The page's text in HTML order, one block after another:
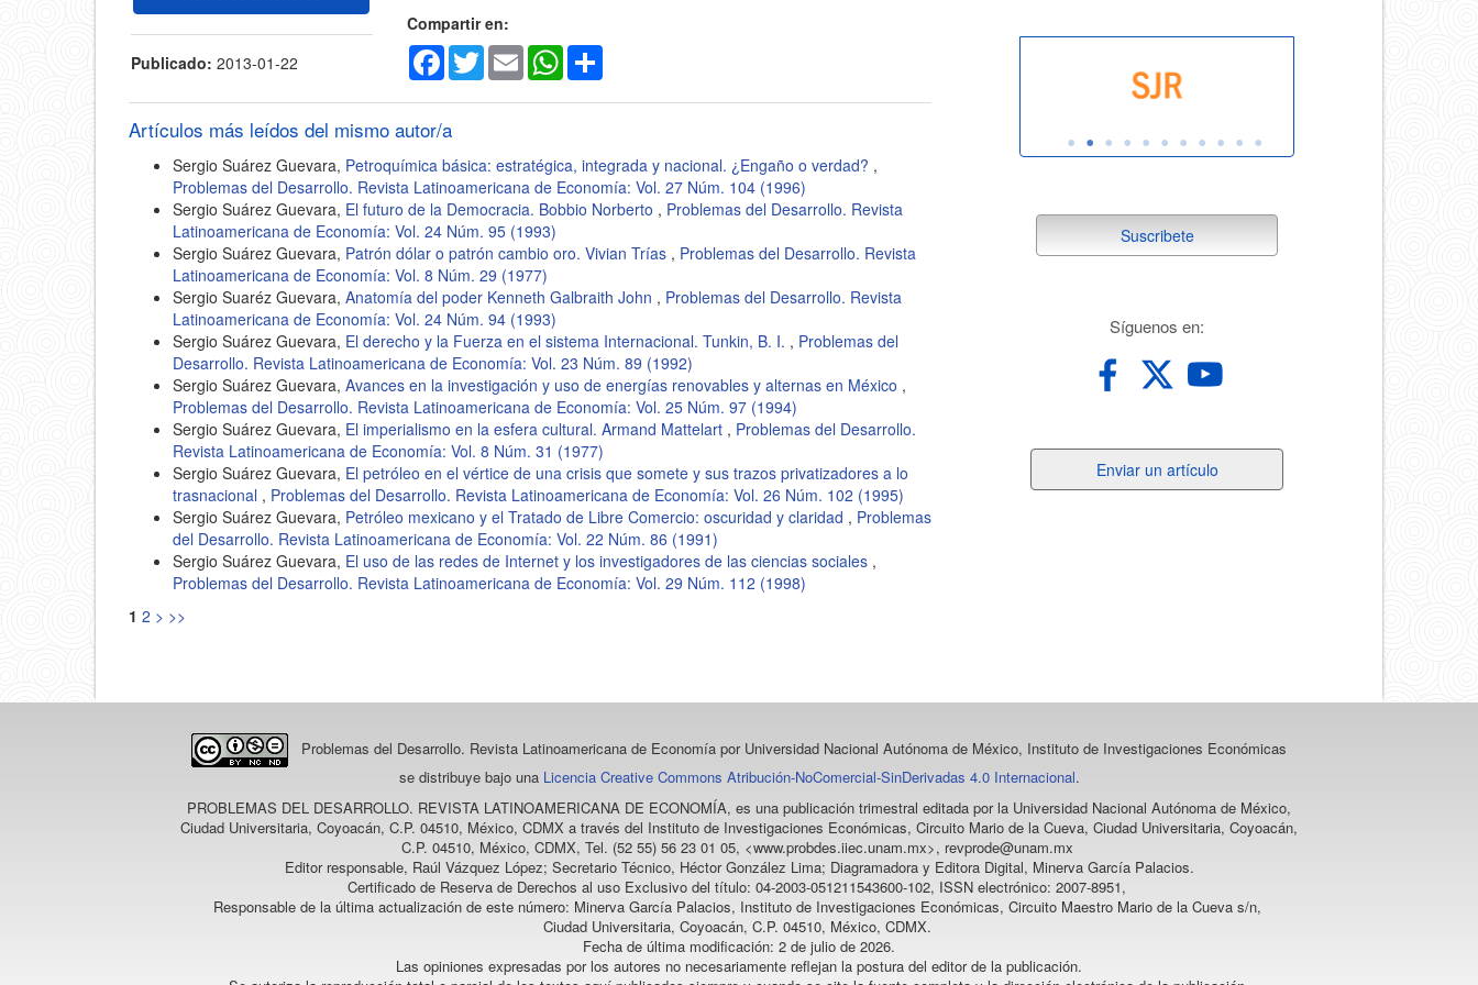
Publicado: 2013-01-22
Compartir en:
Facebook
TwitterEmail WhatsApp
Artículos más leídos del mismo autor/a
Sergio Suárez Guevara, Petroquímica básica: estratégica, integrada y nacional. ¿Engaño o verdad? ,
Problemas del Desarrollo. Revista Latinoamericana de Economía: Vol. 27 Núm. 104 (1996)
Sergio Suárez Guevara, El futuro de la Democracia. Bobbio Norberto , Problemas del Desarrollo. Revista
Latinoamericana de Economía: Vol. 24 Núm. 95 (1993)
Sergio Suárez Guevara, Patrón dólar o patrón cambio oro. Vivian Trías , Problemas del Desarrollo. Revista
Latinoamericana de Economía: Vol. 8 Núm. 29 (1977)
Sergio Suaréz Guevara, Anatomía del poder Kenneth Galbraith John , Problemas del Desarrollo. Revista
Latinoamericana de Economía: Vol. 24 Núm. 94 (1993)
Sergio Suárez Guevara, El derecho y la Fuerza en el sistema Internacional. Tunkin, B. I. , Problemas del
Desarrollo. Revista Latinoamericana de Economía: Vol. 23 Núm. 89 (1992)
Sergio Suárez Guevara, Avances en la investigación y uso de energías renovables y alternas en México ,
Problemas del Desarrollo. Revista Latinoamericana de Economía: Vol. 25 Núm. 97 (1994)
Sergio Suárez Guevara, El imperialismo en la esfera cultural. Armand Mattelart , Problemas del Desarrollo.
Revista Latinoamericana de Economía: Vol. 8 Núm. 31 (1977)
Sergio Suárez Guevara, El petróleo en el vértice de una crisis que somete y sus trazos privatizadores a lo
trasnacional , Problemas del Desarrollo. Revista Latinoamericana de Economía: Vol. 26 Núm. 102 (1995)
Sergio Suárez Guevara, Petróleo mexicano y el Tratado de Libre Comercio: oscuridad y claridad , Problemas
del Desarrollo. Revista Latinoamericana de Economía: Vol. 22 Núm. 86 (1991)
Sergio Suárez Guevara, El uso de las redes de Internet y los investigadores de las ciencias sociales ,
Problemas del Desarrollo. Revista Latinoamericana de Economía: Vol. 29 Núm. 112 (1998)
1 2 > >>
suscribete
Suscribete
Síguenos en:
un
Enviar un artículo
Problemas del Desarrollo. Revista Latinoamericana de Economía por Universidad Nacional Autónoma de México, Instituto de Investigaciones Económicas
se distribuye bajo una Licencia Creative Commons Atribución-NoComercial-SinDerivadas 4.0 Internacional.
PROBLEMAS DEL DESARROLLO. REVISTA LATINOAMERICANA DE ECONOMÍA, es una publicación trimestral editada por la Universidad Nacional Autónoma de México,
Ciudad Universitaria, Coyoacán, C.P. 04510, México, CDMX a través del Instituto de Investigaciones Económicas, Circuito Mario de la Cueva, Ciudad Universitaria, Coyoacán,
C.P. 04510, México, CDMX, Tel. (52 55) 56 23 01 05, <www.probdes.iiec.unam.mx>, revprode@unam.mx
Editor responsable, Raúl Vázquez López; Secretario Técnico, Héctor González Lima; Diagramadora y Editora Digital, Minerva García Palacios.
Certificado de Reserva de Derechos al uso Exclusivo del título: 04-2003-051211543600-102, ISSN electrónico: 2007-8951,
Responsable de la última actualización de este número: Minerva García Palacios, Instituto de Investigaciones Económicas, Circuito Maestro Mario de la Cueva s/n,
Ciudad Universitaria, Coyoacán, C.P. 04510, México, CDMX.
Fecha de última modificación: 2 de julio de 2026.
Las opiniones expresadas por los autores no necesariamente reflejan la postura del editor de la publicación.